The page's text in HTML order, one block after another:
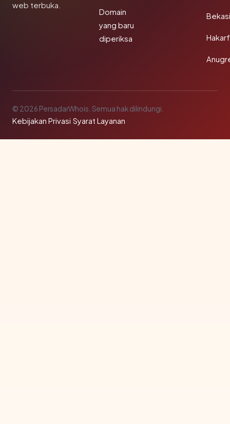
web terbuka.
Domain
yang baru
diperiksa
© 2026 PersadarWhois. Semua hak dilindungi.
Kebijakan Privasi·Syarat Layanan